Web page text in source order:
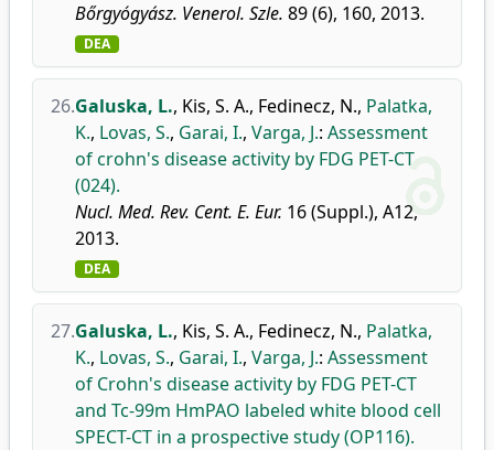
Bőrgyógyász. Venerol. Szle. 89 (6), 160, 2013.
DEA
26.Galuska, L., Kis, S. A., Fedinecz, N., Palatka,
K., Lovas, S., Garai, I., Varga, J.: Assessment
of crohn's disease activity by FDG PET-CT
(024).
Nucl. Med. Rev. Cent. E. Eur. 16 (Suppl.), A12,
2013.
DEA
27.Galuska, L., Kis, S. A., Fedinecz, N., Palatka,
K., Lovas, S., Garai, I., Varga, J.: Assessment
of Crohn's disease activity by FDG PET-CT
and Tc-99m HmPAO labeled white blood cell
SPECT-CT in a prospective study (OP116).